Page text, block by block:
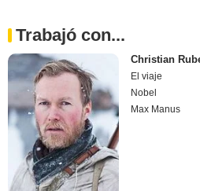
Trabajó con...
Christian
El viaje
Nobel
Max Manus